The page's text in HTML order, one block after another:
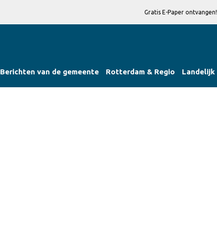
Gratis E-Paper ontvangen!
Berichten van de gemeente Rotterdam & Regio Landelijk